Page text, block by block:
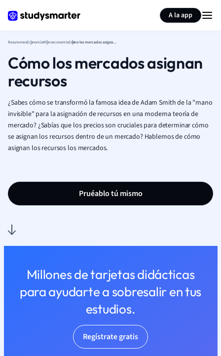
A la app
ResumenesEconomíaMicroeconomía Cómo los mercados asignan recursos
Cómo los mercados asignan
recursos
¿Sabes cómo se transformó la famosa idea de Adam Smith de la "mano
invisible" para la asignación de recursos en una moderna teoría de
mercado? ¿Sabías que los precios son cruciales para determinar cómo
se asignan los recursos dentro de un mercado? Hablemos de cómo
asignan los recursos los mercados.
Pruéablo tú mismo
Millones de tarjetas didácticas
para ayudarte a sobresalir en tus
estudios.
Regístrate gratis
Resumir página